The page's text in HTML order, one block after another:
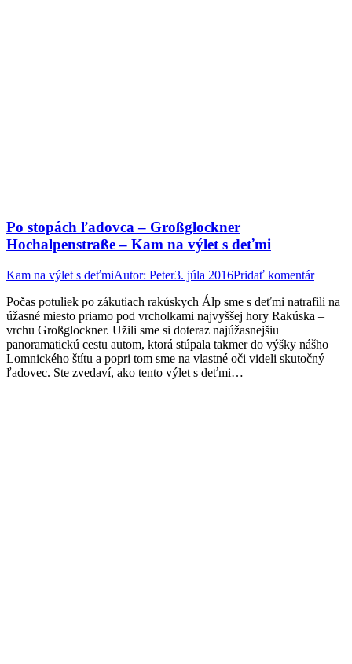
Po stopách ľadovca – Großglockner
Hochalpenstraße – Kam na výlet s deťmi
Kam na výlet s deťmiAutor: Peter3. júla 2016Pridať komentár
Počas potuliek po zákutiach rakúskych Álp sme s deťmi natrafili na
úžasné miesto priamo pod vrcholkami najvyššej hory Rakúska –
vrchu Großglockner. Užili sme si doteraz najúžasnejšiu
panoramatickú cestu autom, ktorá stúpala takmer do výšky nášho
Lomnického štítu a popri tom sme na vlastné oči videli skutočný
ľadovec. Ste zvedaví, ako tento výlet s deťmi…